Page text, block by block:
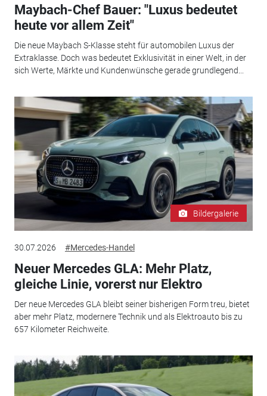
Maybach-Chef Bauer: "Luxus bedeutet
heute vor allem Zeit"
Die neue Maybach S-Klasse steht für automobilen Luxus der
Extraklasse. Doch was bedeutet Exklusivität in einer Welt, in der
sich Werte, Märkte und Kundenwünsche gerade grundlegend...
Bildergalerie
30.07.2026 #Mercedes-Handel
Neuer Mercedes GLA: Mehr Platz,
gleiche Linie, vorerst nur Elektro
Der neue Mercedes GLA bleibt seiner bisherigen Form treu, bietet
aber mehr Platz, modernere Technik und als Elektroauto bis zu
657 Kilometer Reichweite.